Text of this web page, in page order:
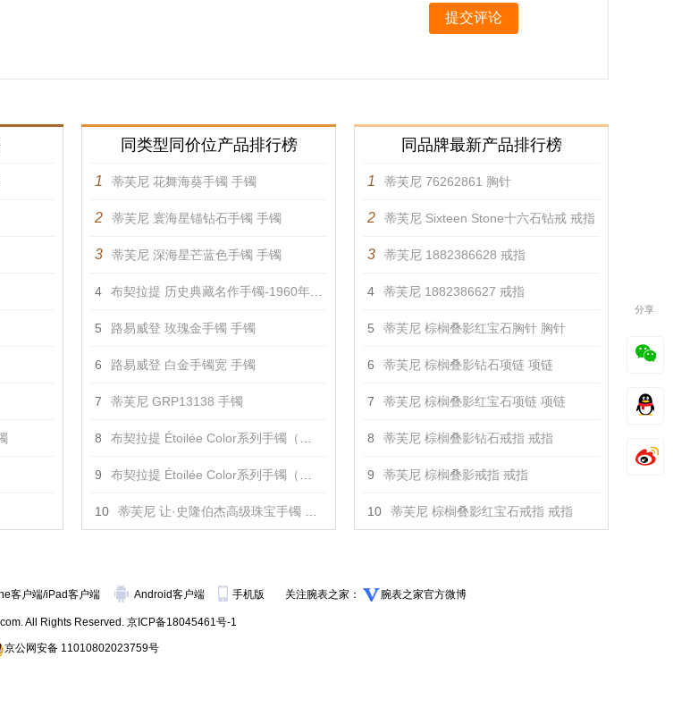
提交评论
同类型同价位产品排行榜
1 蒂芙尼 花舞海葵手镯 手镯
2 蒂芙尼 寰海星锚钻石手镯 手镯
3 蒂芙尼 深海星芒蓝色手镯 手镯
4 布契拉提 历史典藏名作手镯-1960年 手镯
5 路易威登 玫瑰金手镯 手镯
6 路易威登 白金手镯宽 手镯
7 蒂芙尼 GRP13138 手镯
8 布契拉提 Étoilée Color系列手镯（沙弗莱石和蓝宝石） 手镯
9 布契拉提 Étoilée Color系列手镯（红宝石、锰铝榴石和粉色蓝宝石） 手镯
10 蒂芙尼 让·史隆伯杰高级珠宝手镯 手镯
同品牌最新产品排行榜
1 蒂芙尼 76262861 胸针
2 蒂芙尼 Sixteen Stone十六石钻戒 戒指
3 蒂芙尼 1882386628 戒指
4 蒂芙尼 1882386627 戒指
5 蒂芙尼 棕榈叠影红宝石胸针 胸针
6 蒂芙尼 棕榈叠影钻石项链 项链
7 蒂芙尼 棕榈叠影红宝石项链 项链
8 蒂芙尼 棕榈叠影钻石戒指 戒指
9 蒂芙尼 棕榈叠影戒指 戒指
10 蒂芙尼 棕榈叠影红宝石戒指 戒指
客户端/iPad客户端 Android客户端 手机版 关注腕表之家： 腕表之家官方微博
All Rights Reserved. 京ICP备18045461号-1
京公网安备 11010802023759号
分享